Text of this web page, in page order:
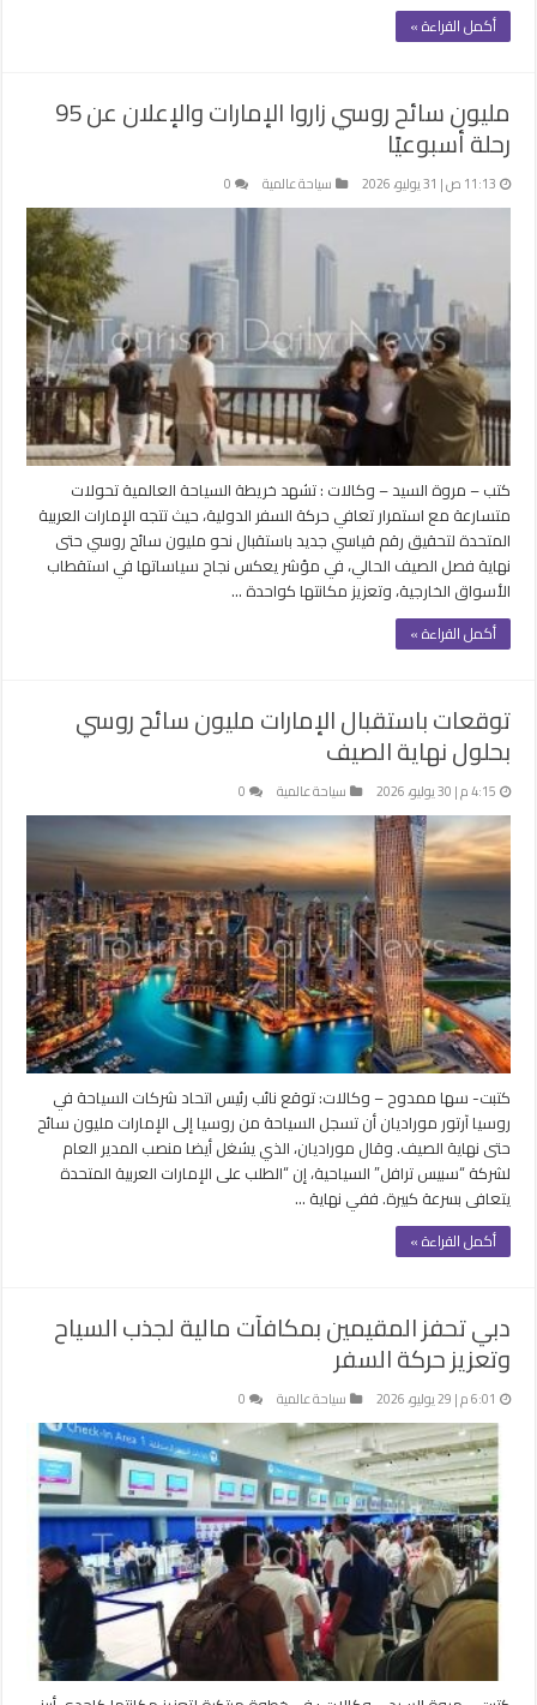
أكمل القراءة »
مليون سائح روسي زاروا الإمارات والإعلان عن 95
رحلة أسبوعيًا
11:13 ص | 31 يوليو، 2026 سياحة عالمية 0
كتب – مروة السيد – وكالات : تشهد خريطة السياحة العالمية تحولات
متسارعة مع استمرار تعافي حركة السفر الدولية، حيث تتجه الإمارات العربية
المتحدة لتحقيق رقم قياسي جديد باستقبال نحو مليون سائح روسي حتى
نهاية فصل الصيف الحالي، في مؤشر يعكس نجاح سياساتها في استقطاب
الأسواق الخارجية، وتعزيز مكانتها كواحدة …
أكمل القراءة »
توقعات باستقبال الإمارات مليون سائح روسي
بحلول نهاية الصيف
4:15 م | 30 يوليو، 2026 سياحة عالمية 0
كتبت- سها ممدوح – وكالات: توقع نائب رئيس اتحاد شركات السياحة في
روسيا آرتور موراديان أن تسجل السياحة من روسيا إلى الإمارات مليون سائح
حتى نهاية الصيف. وقال موراديان، الذي يشغل أيضا منصب المدير العام
لشركة “سبيس ترافل” السياحية، إن “الطلب على الإمارات العربية المتحدة
يتعافى بسرعة كبيرة. ففي نهاية …
أكمل القراءة »
دبي تحفز المقيمين بمكافآت مالية لجذب السياح
وتعزيز حركة السفر
6:01 م | 29 يوليو، 2026 سياحة عالمية 0